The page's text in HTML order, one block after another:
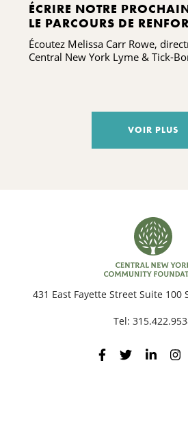
ÉCRIRE NOTRE
LE PARCOURS DE
CAPACITÉS DE
MALADIE DE LYME ET
TRANSMISES PAR LES
Écoutez Melissa Carr Rowe,
Central New York Lyme & Tick-
VOIR PLUS
431 East Fayette Street Suite 100
Tel: